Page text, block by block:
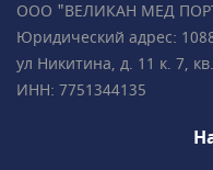
пациентов • Все
международные
Foundation (Фонд
2 минутах ходьбы
«Сретенский
ООО "ВЕЛИКАН МЕД
Юридический адрес:
ул Никитина, д. 11 к. 7,
ИНН: 7751344135